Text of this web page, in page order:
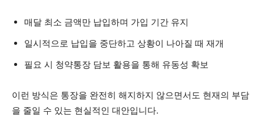
매달 최소 금액만 납입하며 가입 기간 유지
일시적으로 납입을 중단하고 상황이 나아질 때 재개
필요 시 청약통장 담보 활용을 통해 유동성 확보
이런 방식은 통장을 완전히 해지하지 않으면서도 현재의 부담
을 줄일 수 있는 현실적인 대안입니다.